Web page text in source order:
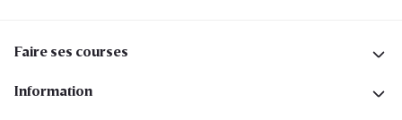
Faire ses courses
Information